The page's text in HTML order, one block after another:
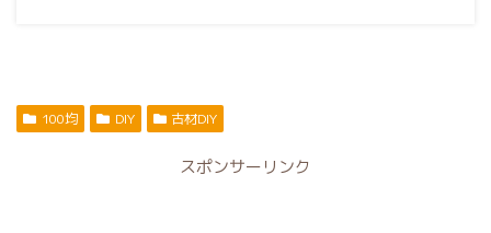
100均 DIY 古材DIY
スポンサーリンク